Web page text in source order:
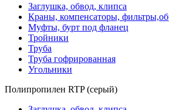
Заглушка, обвод, клипса
Краны, компенсаторы,
Муфты, бурт под фланец
Тройники
Труба
Труба гофрированная
Угольники
Полипропилен RTP (серый)